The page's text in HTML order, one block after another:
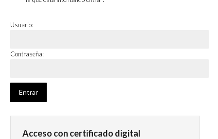
Usuario:
Contraseña:
Acceso con certificado digital